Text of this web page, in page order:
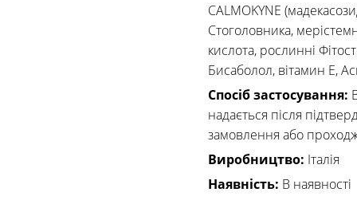
CALMOKYNE
Стоголовника,
кислота, рослинні
Бисаболол, вітамин Е,
Спосіб застосування:
надається після
замовлення або
Виробництво: Італія
Наявність: В наявності